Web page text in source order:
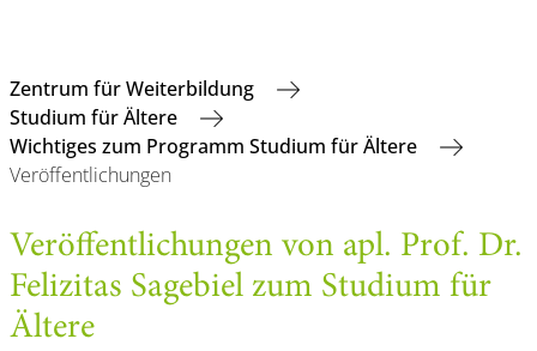
Zentrum für Weiterbildung
Studium für Ältere
Wichtiges zum Programm Studium für Ältere
Veröffentlichungen
Veröffentlichungen von apl. Prof. Dr.
Felizitas Sagebiel zum Studium für
Ältere